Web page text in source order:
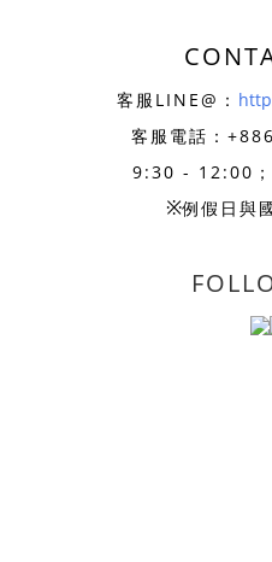
客服LINE@：
客服電話：
9:30 - 12:00
※例假日與